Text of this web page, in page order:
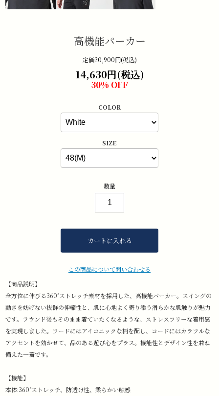
高機能パーカー
定価20,900円(税込)
14,630円(税込)
30% OFF
COLOR
SIZE
数量
カートに入れる
この商品について問い合わせる
【商品説明】
全方位に伸びる360°ストレッチ素材を採用した、高機能パーカー。スイングの
動きを妨げない抜群の伸縮性と、肌に心地よく寄り添う滑らかな肌触りが魅力
です。ラウンド後もそのまま着ていたくなるような、ストレスフリーな着用感
を実現しました。フードにはアイコニックな柄を配し、コードにはカラフルな
アクセントを効かせて、品のある遊び心をプラス。機能性とデザイン性を兼ね
備えた一着です。
【機能】
本体:360°ストレッチ、防透け性、柔らかい触感